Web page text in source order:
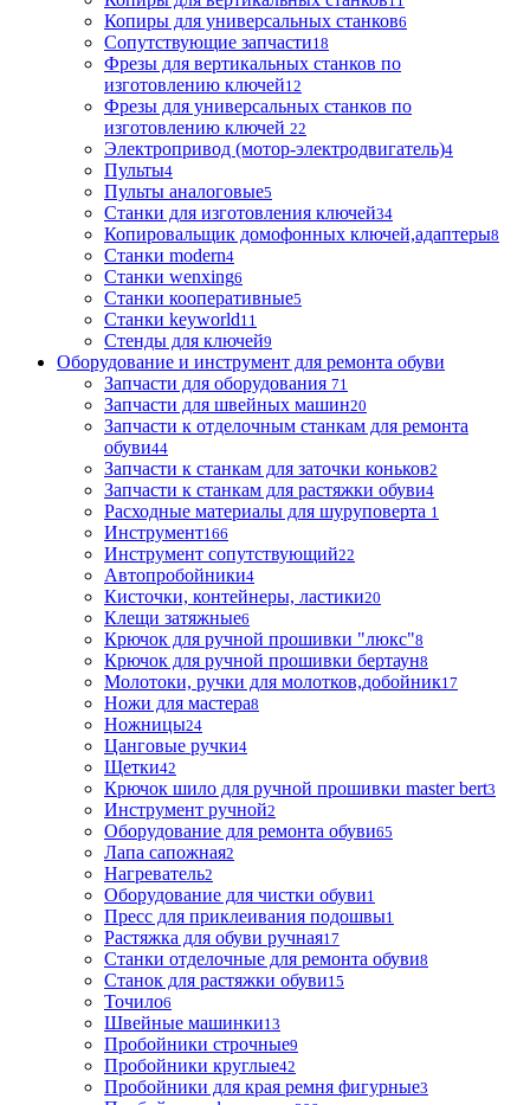
Копиры для универсальных станков6
Сопутствующие запчасти18
Фрезы для вертикальных станков по
изготовлению ключей12
Фрезы для универсальных станков по
изготовлению ключей 22
Электропривод (мотор-электродвигатель)4
Пульты4
Пульты аналоговые5
Станки для изготовления ключей34
Копировальщик домофонных ключей,адаптеры8
Станки modern4
Станки wenxing6
Станки кооперативные5
Станки keyworld11
Стенды для ключей9
Оборудование и инструмент для ремонта обуви
Запчасти для оборудования 71
Запчасти для швейных машин20
Запчасти к отделочным станкам для ремонта
обуви44
Запчасти к станкам для заточки коньков2
Запчасти к станкам для растяжки обуви4
Расходные материалы для шуруповерта 1
Инструмент166
Инструмент сопутствующий22
Автопробойники4
Кисточки, контейнеры, ластики20
Клещи затяжные6
Крючок для ручной прошивки "люкс"8
Крючок для ручной прошивки бертаун8
Молотоки, ручки для молотков,добойник17
Ножи для мастера8
Ножницы24
Цанговые ручки4
Щетки42
Крючок шило для ручной прошивки master bert3
Инструмент ручной2
Оборудование для ремонта обуви65
Лапа сапожная2
Нагреватель2
Оборудование для чистки обуви1
Пресс для приклеивания подошвы1
Растяжка для обуви ручная17
Станки отделочные для ремонта обуви8
Станок для растяжки обуви15
Точило6
Швейные машинки13
Пробойники строчные9
Пробойники круглые42
Пробойники для края ремня фигурные3